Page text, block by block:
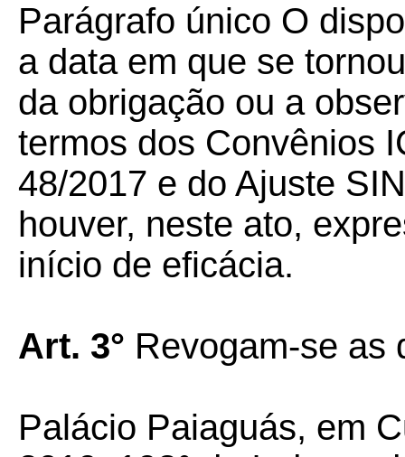
Parágrafo único O
a data em que se
da obrigação ou a
termos dos Convênios
48/2017 e do Ajuste
houver, neste ato,
início de eficácia.
Art. 3° Revogam-se as
Palácio Paiaguás, em